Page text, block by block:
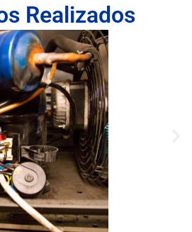
Realizados